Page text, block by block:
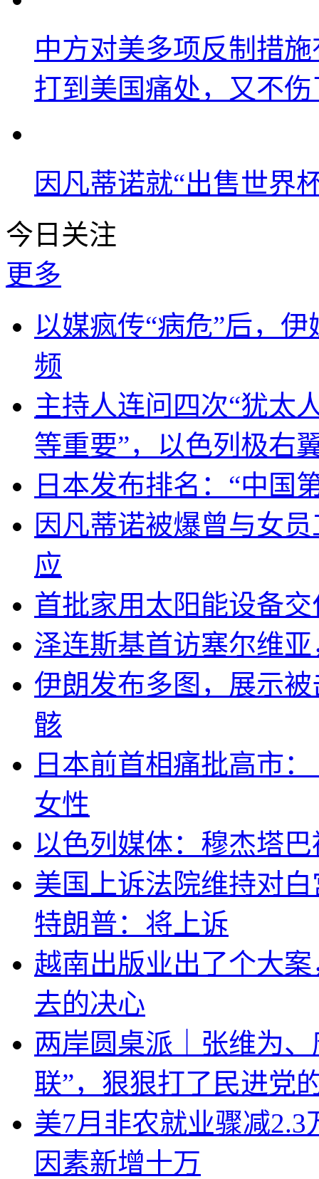
中方对美多项反制措
打到美国痛处，又不
因凡蒂诺就“出售世界
今日关注
更多
以媒疯传“病危”后，
频
主持人连问四次“犹太
等重要”，以色列极右
日本发布排名：“中国
因凡蒂诺被爆曾与女
应
首批家用太阳能设备
泽连斯基首访塞尔维
伊朗发布多图，展示
骸
日本前首相痛批高市
女性
以色列媒体：穆杰塔
美国上诉法院维持对
特朗普：将上诉
越南出版业出了个大
去的决心
两岸圆桌派｜张维为
联”，狠狠打了民进党
美7月非农就业骤减
因素新增十万